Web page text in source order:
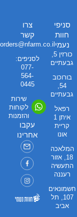
סניפי
חוות
נעמי
כורזין 5,
גבעתיים
בורוכוב
54,
גבעתיים
רפאל
איתן 1
קריית
אונו
המלאכה
18, אזור
התעשיה
רעננה
חשמונאים
107, תל
אביב
צרו
קשר
orders@nfarm.co.il
לסניפים:
077-
564-
0445
שירות
לקוחות
והזמנות
עקבו
אחרינו